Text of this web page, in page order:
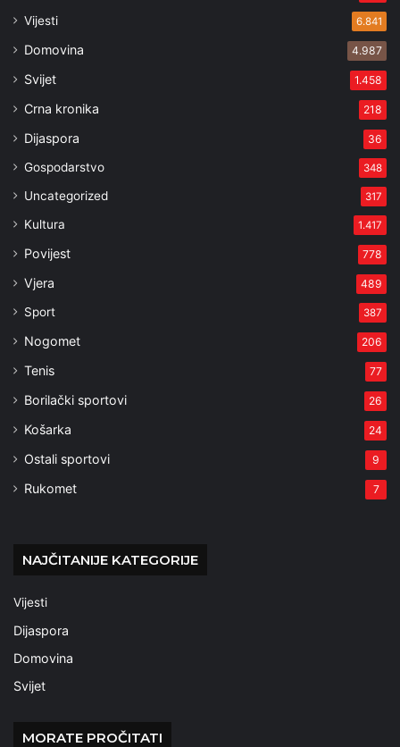
Vijesti 6.841
Domovina 4.987
Svijet 1.458
Crna kronika 218
Dijaspora 36
Gospodarstvo 348
Uncategorized 317
Kultura 1.417
Povijest 778
Vjera 489
Sport 387
Nogomet 206
Tenis 77
Borilački sportovi 26
Košarka 24
Ostali sportovi 9
Rukomet 7
NAJČITANIJE KATEGORIJE
Vijesti
Dijaspora
Domovina
Svijet
MORATE PROČITATI